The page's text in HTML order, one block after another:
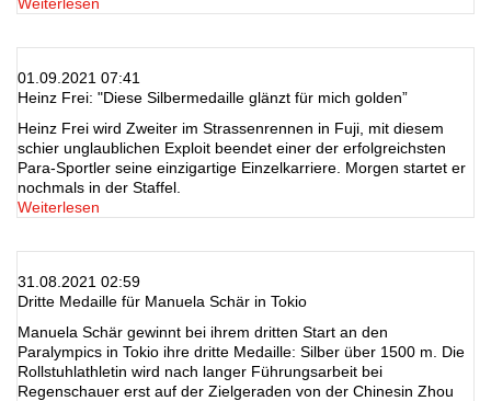
01.09.2021 07:41
Heinz Frei: "Diese Silbermedaille glänzt für mich golden”
Heinz Frei wird Zweiter im Strassenrennen in Fuji, mit diesem
schier unglaublichen Exploit beendet einer der erfolgreichsten
Para-Sportler seine einzigartige Einzelkarriere. Morgen startet er
nochmals in der Staffel.
Weiterlesen
31.08.2021 02:59
Dritte Medaille für Manuela Schär in Tokio
Manuela Schär gewinnt bei ihrem dritten Start an den
Paralympics in Tokio ihre dritte Medaille: Silber über 1500 m. Die
Rollstuhlathletin wird nach langer Führungsarbeit bei
Regenschauer erst auf der Zielgeraden von der Chinesin Zhou